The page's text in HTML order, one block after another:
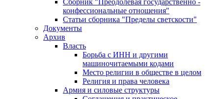
Сборник "Преодолевая государственно -
конфессиональные отношения"
Статьи сборника "Пределы светскости"
Документы
Архив
Власть
Борьба с ИНН и другими
машиночитаемыми кодами
Место религии в обществе в целом
Религия и права человека
Армия и силовые структуры